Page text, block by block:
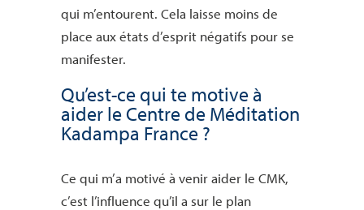
qui m’entourent. Cela laisse moins de
place aux états d’esprit négatifs pour se
manifester.
Qu’est-ce qui te motive à
aider le Centre de Méditation
Kadampa France ?
Ce qui m’a motivé à venir aider le CMK,
c’est l’influence qu’il a sur le plan